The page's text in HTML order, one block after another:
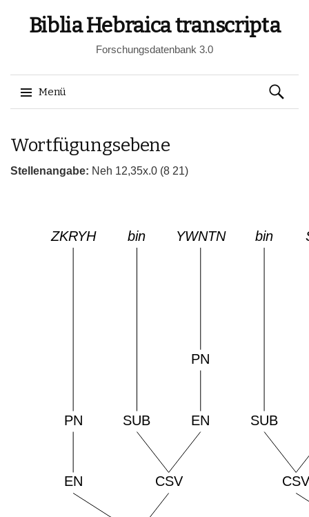
Biblia Hebraica transcripta
Forschungsdatenbank 3.0
Menü
zum
Suchen
nach:
Wortfügungsebene
Stellenangabe: Neh 12,35x.0 (8 21)